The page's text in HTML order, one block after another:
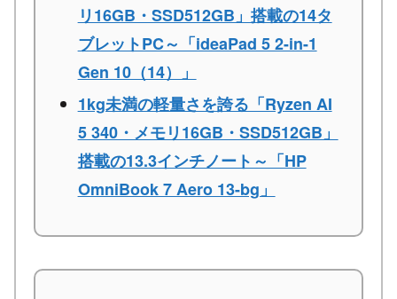
リ16GB・SSD512GB」搭載の14タ
ブレットPC～「ideaPad 5 2-in-1
Gen 10（14）」
1kg未満の軽量さを誇る「Ryzen AI
5 340・メモリ16GB・SSD512GB」
搭載の13.3インチノート～「HP
OmniBook 7 Aero 13-bg」